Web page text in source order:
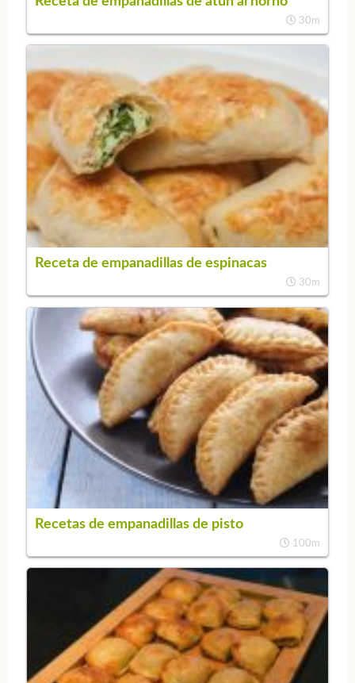
30m
Receta de empanadillas de espinacas
30m
Recetas de empanadillas de pisto
100m